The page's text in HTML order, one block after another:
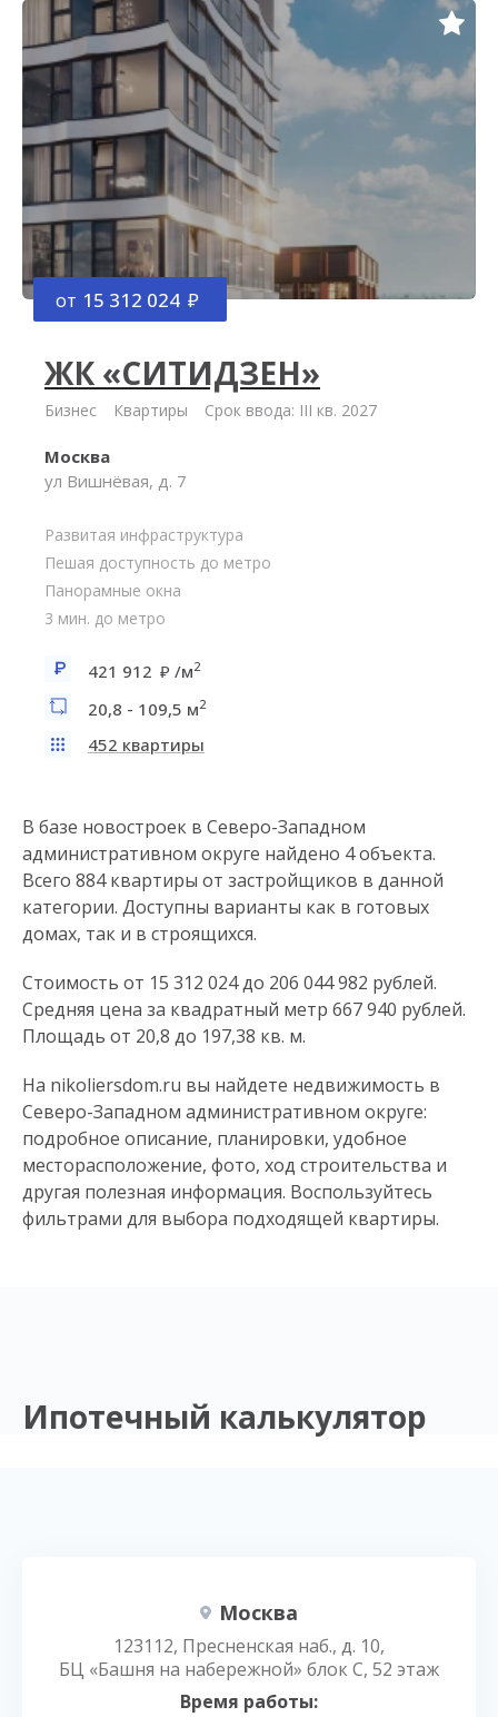
от 15 312 024
ЖК «СИТИДЗЕН»
Бизнес Квартиры Срок ввода: III кв. 2027
Москва
ул Вишнёвая, д. 7
Развитая инфраструктура
Пешая доступность до метро
Панорамные окна
3 мин. до метро
421 912 /м2
20,8 - 109,5 м2
452 квартиры
В базе новостроек в Северо-Западном
административном округе найдено 4 объекта.
Всего 884 квартиры от застройщиков в данной
категории. Доступны варианты как в готовых
домах, так и в строящихся.
Стоимость от 15 312 024 до 206 044 982 рублей.
Средняя цена за квадратный метр 667 940 рублей.
Площадь от 20,8 до 197,38 кв. м.
На nikoliersdom.ru вы найдете недвижимость в
Северо-Западном административном округе:
подробное описание, планировки, удобное
месторасположение, фото, ход строительства и
другая полезная информация. Воспользуйтесь
фильтрами для выбора подходящей квартиры.
Ипотечный калькулятор
Москва
123112, Пресненская наб., д. 10,
БЦ «Башня на набережной» блок С, 52 этаж
Время работы: